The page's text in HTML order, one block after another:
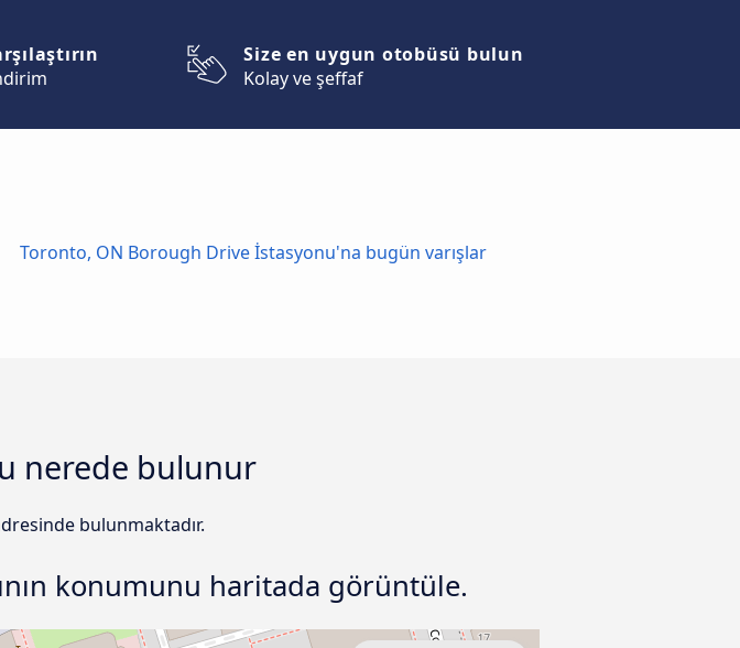
Size en uygun otobüsü bulun
Kolay ve şeffaf
Toronto, ON Borough Drive İstasyonu'na bugün varışlar
nerede bulunur
bulunmaktadır.
konumunu haritada görüntüle.